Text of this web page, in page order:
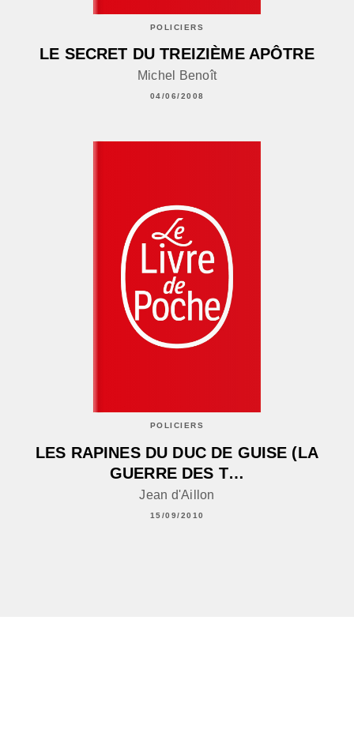
POLICIERS
LE SECRET DU TREIZIÈME APÔTRE
Michel Benoît
04/06/2008
POLICIERS
LES RAPINES DU DUC DE GUISE (LA
GUERRE DES T…
Jean d'Aillon
15/09/2010